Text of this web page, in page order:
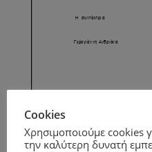
Page1/1
Cookies
Χρησιμοποιούμε cookies
την καλύτερη δυνατή